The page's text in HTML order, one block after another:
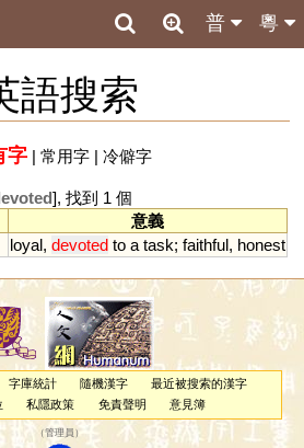
粵
普
語搜索
字| 常用字| 冷僻字
], 找到 1 個
意義
loyal, devoted to a task; faithful, honest
字庫統計 隨機漢字
最近被搜索的漢字
私隱政策 免責聲明 意見簿
（管理員 ）